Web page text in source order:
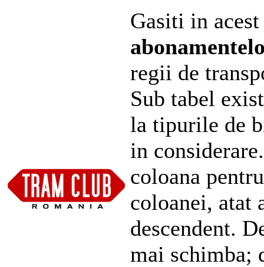
Gasiti in
regii de
Sub tabel
la tipurile de
in
coloana
coloanei, atat
descendent.
mai schimba;